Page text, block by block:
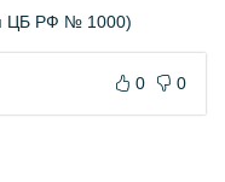
ЦБ РФ № 1000)
0 0